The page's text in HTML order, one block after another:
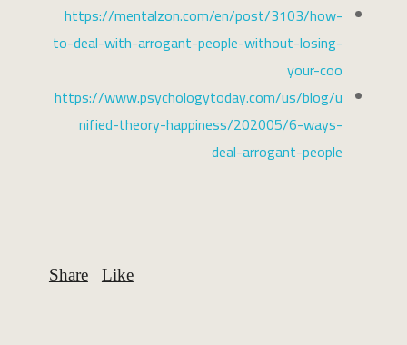
https://mentalzon.com/en/post/3103/how-
to-deal-with-arrogant-people-without-losing-
your-coo
https://www.psychologytoday.com/us/blog/u
nified-theory-happiness/202005/6-ways-
deal-arrogant-people